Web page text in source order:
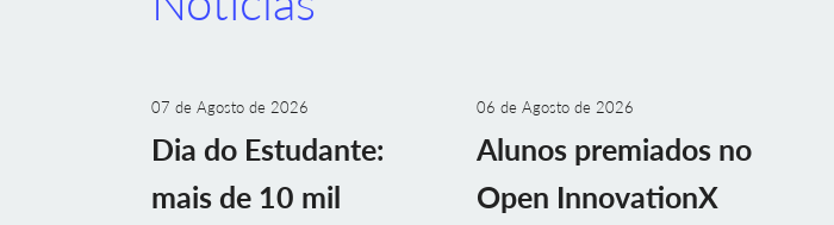
07 de Agosto de 2026
Dia do Estudante:
mais de 10 mil
06 de Agosto de 2026
Alunos premiados no
Open InnovationX